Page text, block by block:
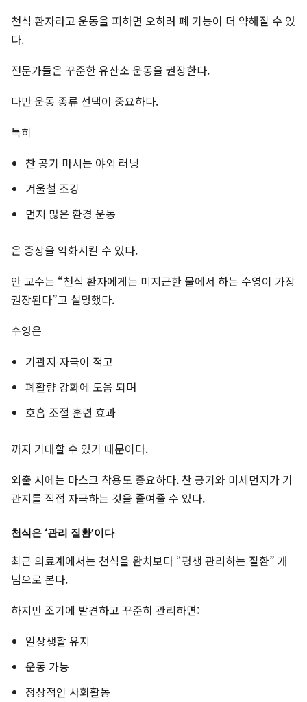
천식 환자라고 운동을 피하면 오히려 폐 기능이 더 약해질 수 있
다.
전문가들은 꾸준한 유산소 운동을 권장한다.
다만 운동 종류 선택이 중요하다.
특히
찬 공기 마시는 야외 러닝
겨울철 조깅
먼지 많은 환경 운동
은 증상을 악화시킬 수 있다.
안 교수는 “천식 환자에게는 미지근한 물에서 하는 수영이 가장
권장된다”고 설명했다.
수영은
기관지 자극이 적고
폐활량 강화에 도움 되며
호흡 조절 훈련 효과
까지 기대할 수 있기 때문이다.
외출 시에는 마스크 착용도 중요하다. 찬 공기와 미세먼지가 기
관지를 직접 자극하는 것을 줄여줄 수 있다.
천식은 ‘관리 질환’이다
최근 의료계에서는 천식을 완치보다 “평생 관리하는 질환” 개
념으로 본다.
하지만 조기에 발견하고 꾸준히 관리하면:
일상생활 유지
운동 가능
정상적인 사회활동